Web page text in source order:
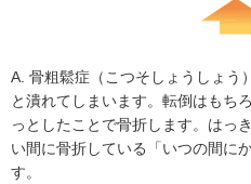
A. 骨粗鬆症（こつそしょうしょう
と潰れてしまいます。転倒はもち
っとしたことで骨折します。はっ
い間に骨折している「いつの間に
す。